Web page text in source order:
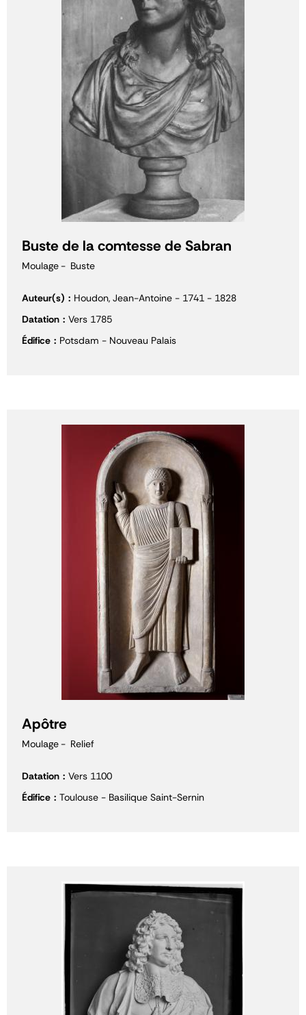
Buste de la comtesse de Sabran
Moulage Buste
Auteur(s)
Houdon, Jean-Antoine - 1741 - 1828
Datation
Vers 1785
Édifice
Potsdam - Nouveau Palais
Apôtre
Moulage Relief
Datation
Vers 1100
Édifice
Toulouse - Basilique Saint-Sernin